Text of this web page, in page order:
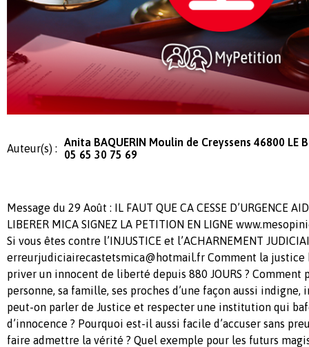
Auteur(s) :
Anita BAQUERIN Moulin de Creyssens 46800 LE
05 65 30 75 69
Message du 29 Août : IL FAUT QUE CA CESSE D’URGENCE
LIBERER MICA SIGNEZ LA PETITION EN LIGNE
Si vous êtes contre l’INJUSTICE et l’ACHARNEMENT
erreurjudiciairecastetsmica@hotmail.fr Comment la
priver un innocent de liberté depuis 880 JOURS ?
personne, sa famille, ses proches d’une façon aussi indigne,
peut-on parler de Justice et respecter une institution qui
d’innocence ? Pourquoi est-il aussi facile d’accuser sans
faire admettre la vérité ? Quel exemple pour les futurs